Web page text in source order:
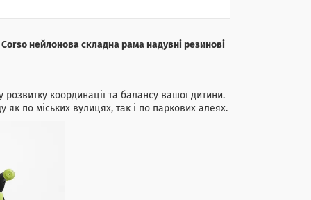
нейлонова складна рама надувні резинові
координації та балансу вашої дитини.
по міських вулицях, так і по паркових алеях.